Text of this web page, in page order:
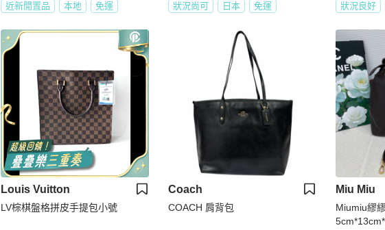
近新閒置品 本地 免運 狀況尚可 日本 免運 狀況良好
Louis Vuitton
LV棕棋盤格拼皮手提包小號
Coach
COACH 肩背包
Miu Miu
Miumiu繆